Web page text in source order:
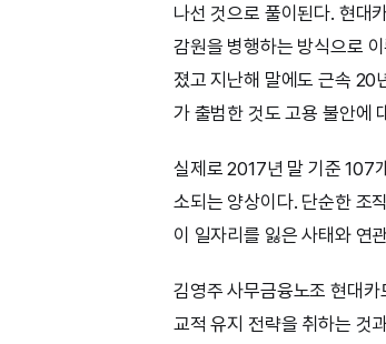
나선 것으로 풀이된다. 현대
감원을 병행하는 방식으로
졌고 지난해 말에도 근속 20
가 출범한 것도 고용 불안에
실제로 2017년 말 기준 107
소되는 양상이다. 단순한 조
이 일자리를 잃은 사태와 연
김영주 사무금융노조 현대
교적 유지 전략을 취하는 것